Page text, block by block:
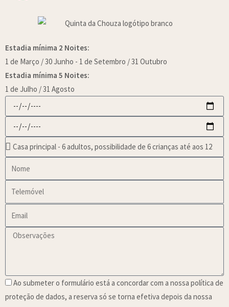
Estadia mínima 2 Noites:
1 de Março / 30 Junho - 1 de Setembro / 31 Outubro
Estadia mínima 5 Noites:
1 de Julho / 31 Agosto
Ao submeter o formulário está a concordar com a nossa política de
proteção de dados, a reserva só se torna efetiva depois da nossa